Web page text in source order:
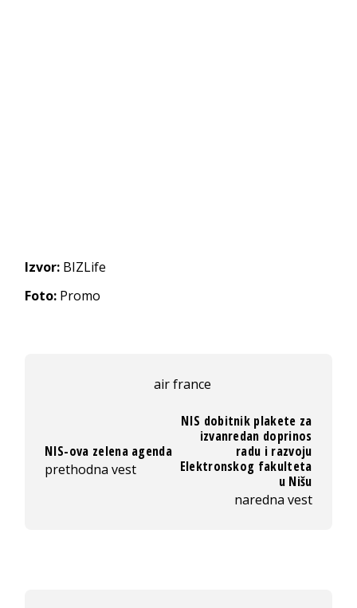
Izvor: BIZLife
Foto: Promo
air france
NIS-ova zelena agenda
prethodna vest
NIS dobitnik plakete za
izvanredan doprinos
radu i razvoju
Elektronskog fakulteta
u Nišu
naredna vest